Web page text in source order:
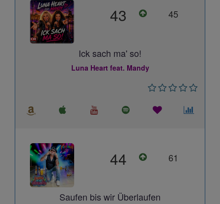
43 45
Ick sach ma' so!
Luna Heart feat. Mandy
44 61
Saufen bis wir Überlaufen